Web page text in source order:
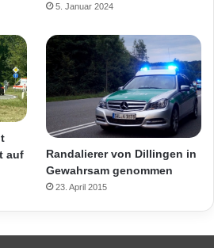
5. Januar 2024
auf
Randalierer von Dillingen in
Gewahrsam genommen
23. April 2015